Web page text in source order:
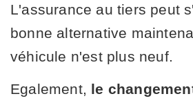
L'assurance au tiers peut
bonne alternative
véhicule n'est plus neuf.
Egalement, le